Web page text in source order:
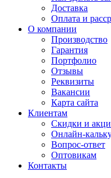
Доставка
Оплата и
О компании
Производство
Гарантия
Портфолио
Отзывы
Реквизиты
Вакансии
Карта сайта
Клиентам
Скидки и
Онлайн-
Вопрос-ответ
Оптовикам
Контакты